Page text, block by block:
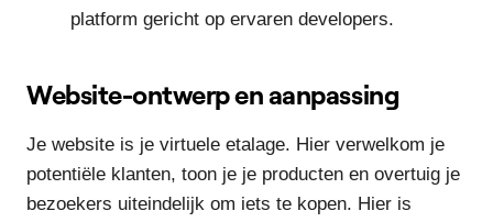
platform gericht op ervaren developers.
Website-ontwerp en aanpassing
Je website is je virtuele etalage. Hier verwelkom je
potentiële klanten, toon je je producten en overtuig je
bezoekers uiteindelijk om iets te kopen. Hier is